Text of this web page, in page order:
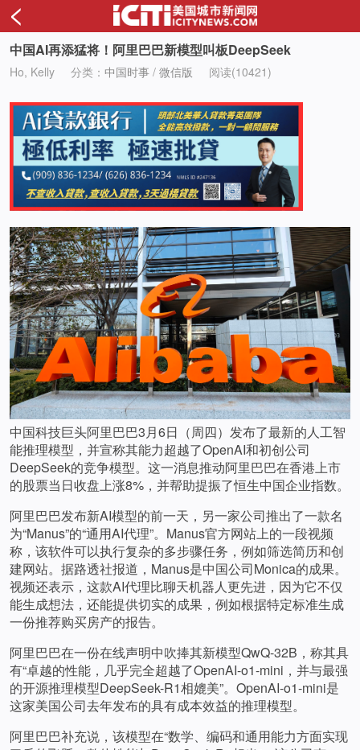
<
中国AI再添猛将！阿里巴巴新模型叫板DeepSeek
Ho, Kelly 分类： 中国时事 / 微信版 阅读(10421)
中国科技巨头阿里巴巴3月6日（周四）发布了最新的人工智
能推理模型，并宣称其能力超越了OpenAI和初创公司
DeepSeek的竞争模型。这一消息推动阿里巴巴在香港上市
的股票当日收盘上涨8%，并帮助提振了恒生中国企业指数。
阿里巴巴发布新AI模型的前一天，另一家公司推出了一款名
为“Manus”的“通用AI代理”。Manus官方网站上的一段视频
称，该软件可以执行复杂的多步骤任务，例如筛选简历和创
建网站。据路透社报道，Manus是中国公司Monica的成果。
视频还表示，这款AI代理比聊天机器人更先进，因为它不仅
能生成想法，还能提供切实的成果，例如根据特定标准生成
一份推荐购买房产的报告。
阿里巴巴在一份在线声明中吹捧其新模型QwQ-32B，称其具
有“卓越的性能，几乎完全超越了OpenAI-o1-mini，并与最强
的开源推理模型DeepSeek-R1相媲美”。OpenAI-o1-mini是
这家美国公司去年发布的具有成本效益的推理模型。
阿里巴巴补充说，该模型在“数学、编码和通用能力方面实现